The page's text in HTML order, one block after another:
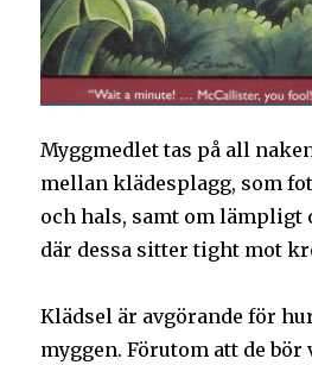
Myggmedlet tas på all
mellan klädesplagg, som
och hals, samt om lämpligt
där dessa sitter tight mot
Klädsel är avgörande för
myggen. Förutom att de